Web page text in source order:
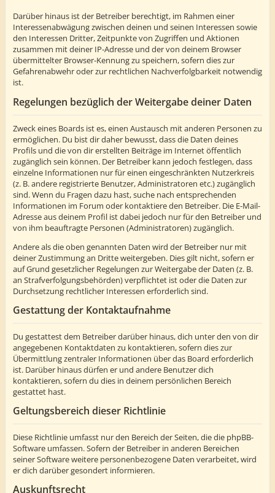
Darüber hinaus ist der Betreiber berechtigt, im Rahmen einer
Interessenabwägung zwischen deinen und seinen Interessen sowie
den Interessen Dritter, Zeitpunkte von Zugriffen und Aktionen
zusammen mit deiner IP-Adresse und der von deinem Browser
übermittelter Browser-Kennung zu speichern, sofern dies zur
Gefahrenabwehr oder zur rechtlichen Nachverfolgbarkeit notwendig
ist.
Regelungen bezüglich der Weitergabe deiner Daten
Zweck eines Boards ist es, einen Austausch mit anderen Personen zu
ermöglichen. Du bist dir daher bewusst, dass die Daten deines
Profils und die von dir erstellten Beiträge im Internet öffentlich
zugänglich sein können. Der Betreiber kann jedoch festlegen, dass
einzelne Informationen nur für einen eingeschränkten Nutzerkreis
(z. B. andere registrierte Benutzer, Administratoren etc.) zugänglich
sind. Wenn du Fragen dazu hast, suche nach entsprechenden
Informationen im Forum oder kontaktiere den Betreiber. Die E-Mail-
Adresse aus deinem Profil ist dabei jedoch nur für den Betreiber und
von ihm beauftragte Personen (Administratoren) zugänglich.
Andere als die oben genannten Daten wird der Betreiber nur mit
deiner Zustimmung an Dritte weitergeben. Dies gilt nicht, sofern er
auf Grund gesetzlicher Regelungen zur Weitergabe der Daten (z. B.
an Strafverfolgungsbehörden) verpflichtet ist oder die Daten zur
Durchsetzung rechtlicher Interessen erforderlich sind.
Gestattung der Kontaktaufnahme
Du gestattest dem Betreiber darüber hinaus, dich unter den von dir
angegebenen Kontaktdaten zu kontaktieren, sofern dies zur
Übermittlung zentraler Informationen über das Board erforderlich
ist. Darüber hinaus dürfen er und andere Benutzer dich
kontaktieren, sofern du dies in deinem persönlichen Bereich
gestattet hast.
Geltungsbereich dieser Richtlinie
Diese Richtlinie umfasst nur den Bereich der Seiten, die die phpBB-
Software umfassen. Sofern der Betreiber in anderen Bereichen
seiner Software weitere personenbezogene Daten verarbeitet, wird
er dich darüber gesondert informieren.
Auskunftsrecht